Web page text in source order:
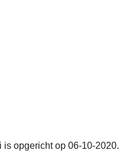
opgericht op 06-10-2020.